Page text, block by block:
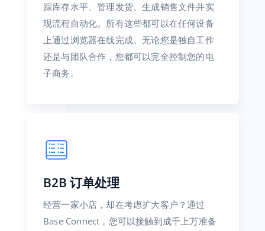
踪库存水平、管理发货、生成销售文件并实
现流程自动化。所有这些都可以在任何设备
上通过浏览器在线完成。无论您是独自工作
还是与团队合作，您都可以完全控制您的电
子商务。
B2B 订单处理
经营一家小店，却在考虑扩大客户？通过
Base Connect，您可以接触到成千上万准备